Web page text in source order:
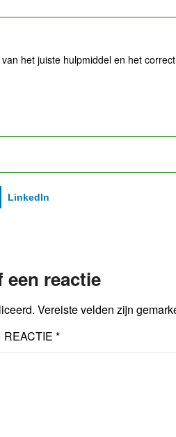
het juiste hulpmiddel en het
LinkedIn
een reactie
Vereiste velden zijn
REACTIE*